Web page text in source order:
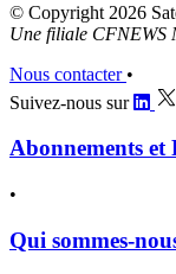
© Copyright 2026
Une filiale
Nous contacter •
Suivez-nous sur
Abonnements et
•
Qui sommes-